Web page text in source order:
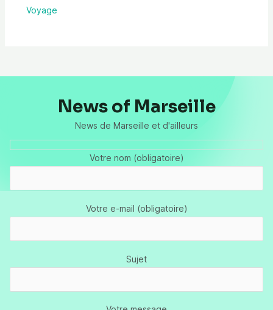
Voyage
News of Marseille
News de Marseille et d'ailleurs
Votre nom (obligatoire)
Votre e-mail (obligatoire)
Sujet